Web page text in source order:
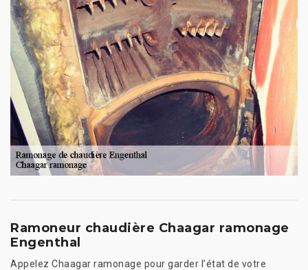
Ramoneur chaudière Chaagar ramonage
Engenthal
Appelez Chaagar ramonage pour garder l’état de votre